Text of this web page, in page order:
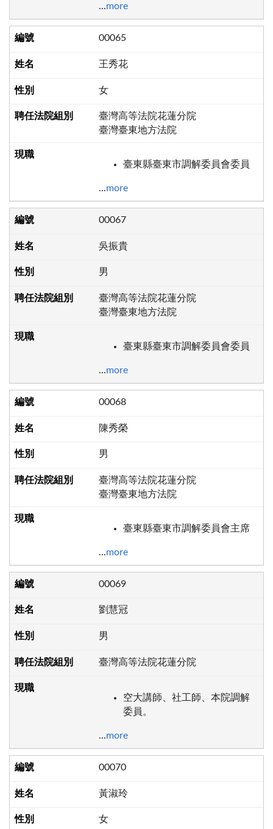
...more
00065
王秀花
女
臺灣高等法院花蓮分院
臺灣臺東地方法院
臺東縣臺東市調解委員會委員
...more
00067
吳振貴
男
臺灣高等法院花蓮分院
臺灣臺東地方法院
臺東縣臺東市調解委員會委員
...more
00068
陳秀榮
男
臺灣高等法院花蓮分院
臺灣臺東地方法院
臺東縣臺東市調解委員會主席
...more
00069
劉慧冠
男
臺灣高等法院花蓮分院
空大講師、社工師、本院調解
委員。
...more
00070
黃淑玲
女